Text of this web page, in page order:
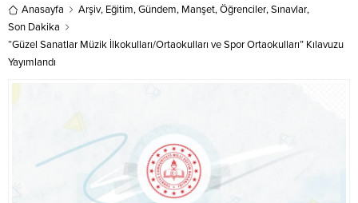
Anasayfa Arşiv, Eğitim,Gündem, Manşet,Öğrenciler,Sınavlar,
Son Dakika
“Güzel Sanatlar Müzik İlkokulları/Ortaokulları ve Spor Ortaokulları” Kılavuzu
Yayımlandı